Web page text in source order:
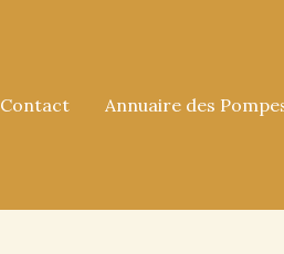
Contact Annuaire des